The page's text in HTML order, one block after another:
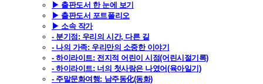
▶ 출판도서 한 눈에 보기
▶ 출판도서 포트폴리오
▶ 소속 작가
- 분기점: 우리의 시간, 다른 길
- 나의 가족: 우리만의 소중한 이야기
- 하이라이트: 전지적 어린이 시점(어린시절기록)
- 하이라이트: 너의 첫사랑은 나였어(육아일기)
- 주말문화여행: 남주동化(동화)